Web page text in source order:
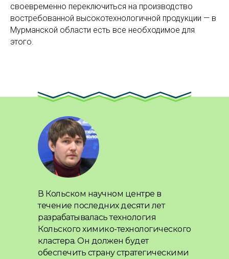
своевременно переключиться на производство
востребованной высокотехнологичной продукции — в
Мурманской области есть все необходимое для
этого.
В Кольском научном центре в
течение последних десяти лет
разрабатывалась технология
Кольского химико-технологического
кластера. Он должен будет
обеспечить страну стратегическими